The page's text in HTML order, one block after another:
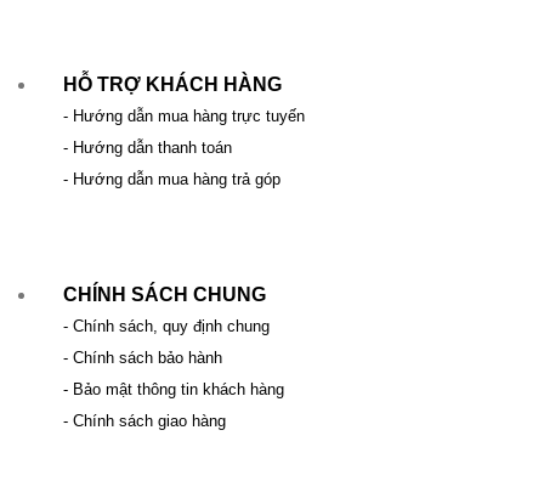
HỖ TRỢ KHÁCH HÀNG
- Hướng dẫn mua hàng trực tuyến
- Hướng dẫn thanh toán
- Hướng dẫn mua hàng trả góp
CHÍNH SÁCH CHUNG
- Chính sách, quy định chung
- Chính sách bảo hành
- Bảo mật thông tin khách hàng
- Chính sách giao hàng